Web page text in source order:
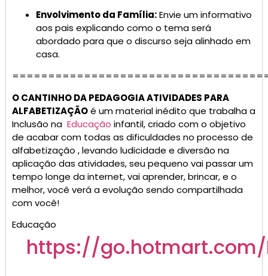
Envolvimento da Família:Envie um informativo
aos pais explicando como o tema será
abordado para que o discurso seja alinhado em
casa.
O CANTINHO DA PEDAGOGIA ATIVIDADES PARA
ALFABETIZAÇÃOé um material inédito que trabalha a
Inclusão na Educação infantil, criado com o objetivo
de acabar com todas as dificuldades no processo de
alfabetização , levando ludicidade e diversão na
aplicação das atividades, seu pequeno vai passar um
tempo longe da internet, vai aprender, brincar, e o
melhor, você verá a evolução sendo compartilhada
com você!
Educação
https://go.hotmart.com/